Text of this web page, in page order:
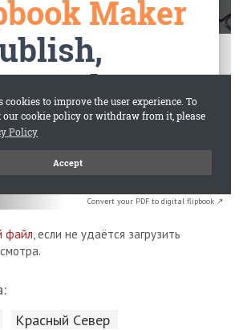
Convert your PDF to digital flipbook ↗
файл, если не удаётся загрузить
Красный Cевер